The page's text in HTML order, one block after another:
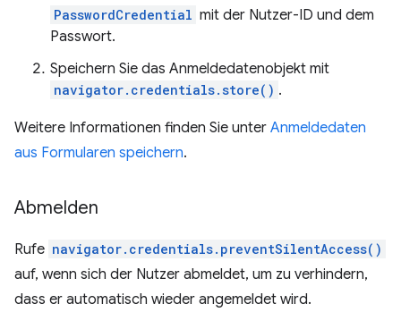
PasswordCredential mit der Nutzer-ID und dem
Passwort.
Speichern Sie das Anmeldedatenobjekt mit
navigator.credentials.store() .
Weitere Informationen finden Sie unter Anmeldedaten
aus Formularen speichern.
Abmelden
Rufe navigator.credentials.preventSilentAccess()
auf, wenn sich der Nutzer abmeldet, um zu verhindern,
dass er automatisch wieder angemeldet wird.